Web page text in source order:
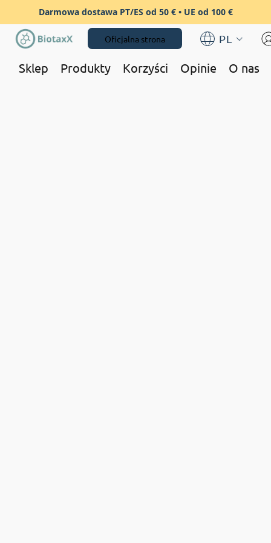
Darmowa dostawa PT/ES od 50 € • UE od 100 €
Oficjalna strona PL
Sklep Produkty Korzyści Opinie O nas